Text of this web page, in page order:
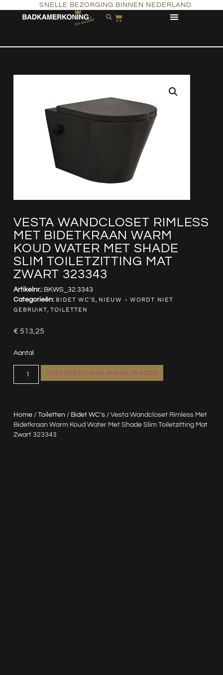
SNELLE BEZORGING BINNEN NEDERLAND
VESTA WANDCLOSET RIMLESS
MET BIDETKRAAN WARM
KOUD WATER MET SHADE
SLIM TOILETZITTING MAT
ZWART 323343
Home/ Toiletten / Bidet WC's/ Vesta Wandcloset Rimless Met
Bidetkraan Warm Koud Water Met Shade Slim Toiletzitting Mat
Zwart 323343
Artikelnr.: BKWS_32.3343
Categorieën: BIDET WC'S
NIEUW - WORDT NIET
GEBRUIKT ,TOILETTEN
€ 513,25
Aantal
TOEVOEGEN AAN WINKELWAGEN